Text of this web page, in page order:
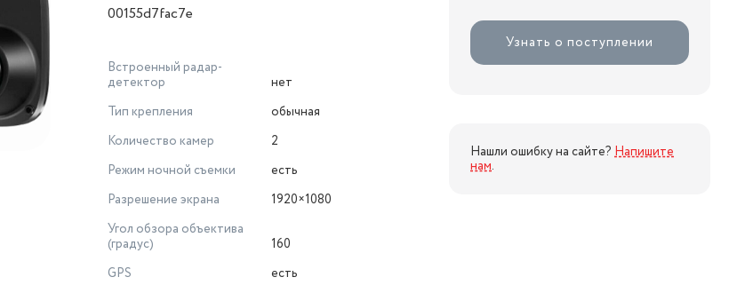
00155d7fac7e
Встроенный радар-
детектор
нет
Тип крепления
обычная
Количество камер
2
Режим ночной съемки
есть
Разрешение экрана
1920×1080
Угол обзора объектива
(градус)
160
GPS
есть
Узнать о поступлении
Нашли ошибку на сайте? Напишите
нам.